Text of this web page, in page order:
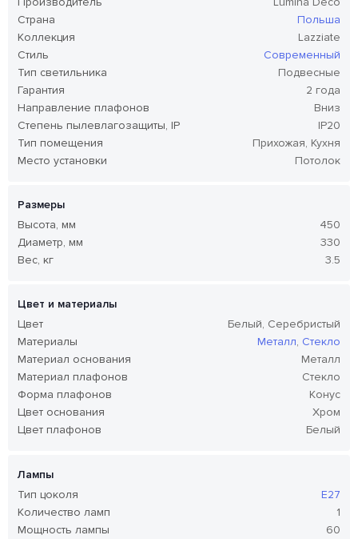
Страна
Польша
Коллекция
Lazziate
Стиль
Современный
Тип светильника
Подвесные
Гарантия
2 года
Направление плафонов
Вниз
Степень пылевлагозащиты, IP
IP20
Тип помещения
Прихожая, Кухня
Место установки
Потолок
Размеры
Высота, мм
450
Диаметр, мм
330
Вес, кг
3.5
Цвет и материалы
Цвет
Белый, Серебристый
Материалы
Металл, Стекло
Материал основания
Металл
Материал плафонов
Стекло
Форма плафонов
Конус
Цвет основания
Хром
Цвет плафонов
Белый
Лампы
Тип цоколя
E27
Количество ламп
1
Мощность лампы
60